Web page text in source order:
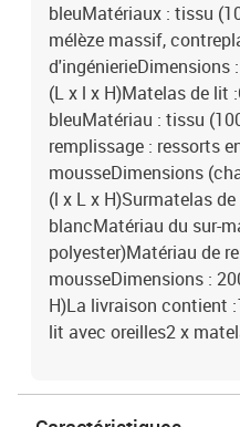
bleuMatériaux : tissu
mélèze massif,
d'ingénierieDimensions
(L x l x H)Matelas de lit
bleuMatériau : tissu
remplissage : ressorts
mousseDimensions
(l x L x H)Surmatelas
blancMatériau du sur-
polyester)Matériau de
mousseDimensions :
H)La livraison contient
lit avec oreilles2 x